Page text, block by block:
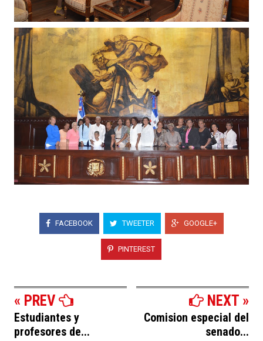
FACEBOOK TWEETER GOOGLE+
PINTEREST
« PREV
Estudiantes y
profesores de...
NEXT »
Comision especial del
senado...